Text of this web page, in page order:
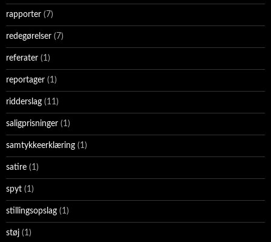
rapporter (7)
redegørelser (7)
referater (1)
reportager (1)
ridderslag (11)
saligprisninger (1)
samtykkeerklæring (1)
satire (1)
spyt (1)
stillingsopslag (1)
støj (1)